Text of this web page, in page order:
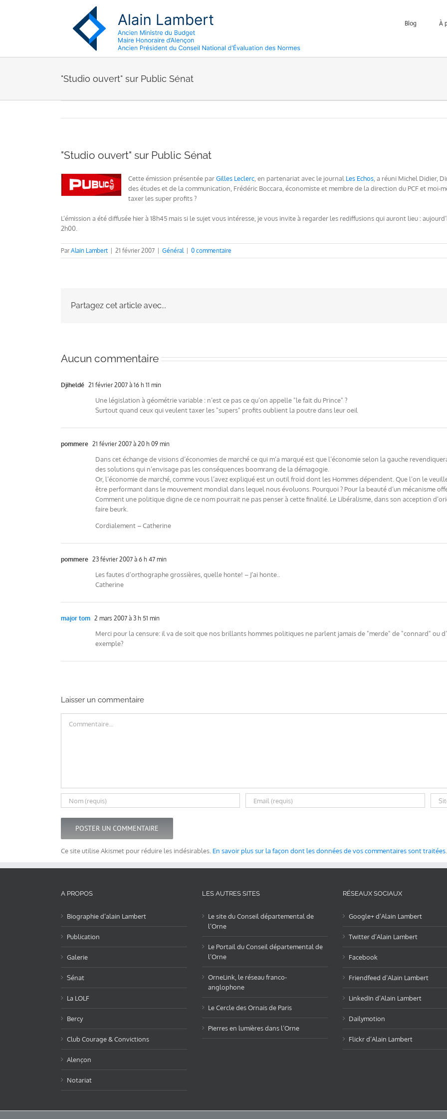
Blog À
"Studio ouvert" sur Public Sénat
"Studio ouvert" sur Public Sénat
Cette émission présentée parGilles Leclerc , en partenariat avec le journal Les Echos , a réuni Michel Didier,
des études et de la communication, Frédéric Boccara, économiste et membre de la direction du PCF et moi-
taxer les super profits ?
L’émission a été diffusée hier à 18h45 mais si le sujet vous intéresse, je vous invite à regarder les rediffusions qui auront lieu :
2h00.
ParAlain Lambert 21 février 2007 Général 0 commentaire
Partagez cet article avec...
Aucun commentaire
Djiheldé 21 février 2007 à 16 h 11 min
Une législation à géométrie variable : n’est ce pas ce qu’on appelle "le fait du Prince" ?
Surtout quand ceux qui veulent taxer les "supers" profits oublient la poutre dans leur oeil
pommere 21 février 2007 à 20 h 09 min
Dans cet échange de visions d’économies de marché ce qui m’a marqué est que l’économie selon la gauche
des solutions qui n’envisage pas les conséquences boomrang de la démagogie.
Or, l’économie de marché, comme vous l’avez expliqué est un outil froid dont les Hommes dépendent. Que l’on le
être performant dans le mouvement mondial dans lequel nous évoluons. Pourquoi ? Pour la beauté d’un mécanisme
Comment une politique digne de ce nom pourrait ne pas penser à cette finalité. Le Libéralisme, dans son acception
faire beurk.
Cordialement – Catherine
pommere 23 février 2007 à 6 h 47 min
Les fautes d’orthographe grossières, quelle honte! – J’ai honte..
Catherine
major tom 2 mars 2007 à 3 h 51 min
Merci pour la censure: il va de soit que nos brillants hommes politiques ne parlent jamais de "merde" de "connard" ou
exemple?
Laisser un commentaire
Ce site utilise Akismet pour réduire les indésirables. En savoir plus sur la façon dont les données de vos commentaires sont traitées
A PROPOS
Biographie d’alain Lambert
Publication
Galerie
Sénat
La LOLF
Bercy
Club Courage & Convictions
Alençon
Notariat
LES AUTRES SITES
Le site du Conseil départemental de
l’Orne
Le Portail du Conseil départemental de
l’Orne
OrneLink, le réseau franco-
anglophone
Le Cercle des Ornais de Paris
Pierres en lumières dans l’Orne
RÉSEAUX SOCIAUX
Google+ d’Alain Lambert
Twitter d’Alain Lambert
Facebook
Friendfeed d’Alain Lambert
LinkedIn d’Alain Lambert
Dailymotion
Flickr d’Alain Lambert